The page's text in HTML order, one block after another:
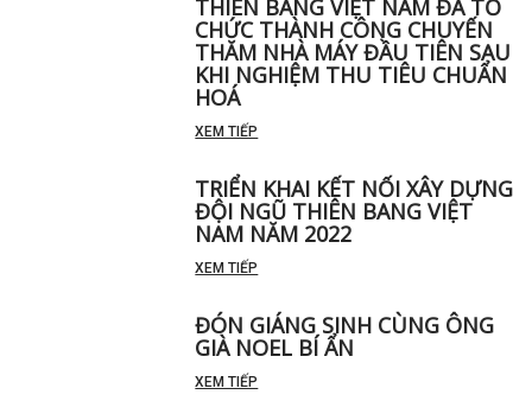
THIÊN BANG VIỆT NAM ĐÃ TỔ
CHỨC THÀNH CÔNG CHUYẾN
THĂM NHÀ MÁY ĐẦU TIÊN SAU
KHI NGHIỆM THU TIÊU CHUẨN
HOÁ
XEM TIẾP
TRIỂN KHAI KẾT NỐI XÂY DỰNG
ĐỘI NGŨ THIÊN BANG VIỆT
NAM NĂM 2022
XEM TIẾP
ĐÓN GIÁNG SINH CÙNG ÔNG
GIÀ NOEL BÍ ẨN
XEM TIẾP